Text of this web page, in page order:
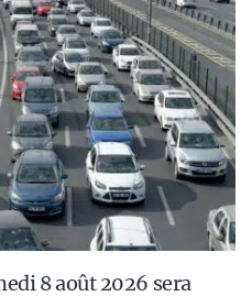
8 août 2026 sera